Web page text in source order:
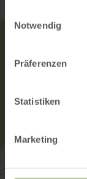
Notwendig
Präferenzen
Statistiken
Marketing